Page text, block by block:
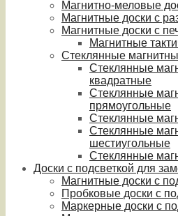
Магнитно-меловые
Магнитные доски с
Магнитные доски с
Магнитные
Стеклянные
Стеклянные
квадратные
Стеклянные
прямоугольные
Стеклянные
Стеклянные
шестиугольные
Стеклянные
Доски с подсветкой для
Магнитные доски с
Пробковые доски с
Маркерные доски с